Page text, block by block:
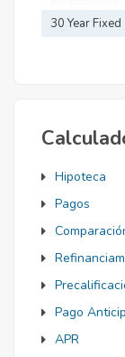
Mortgage
30 Year Fixed
Hipoteca
Pagos
Pago
APR